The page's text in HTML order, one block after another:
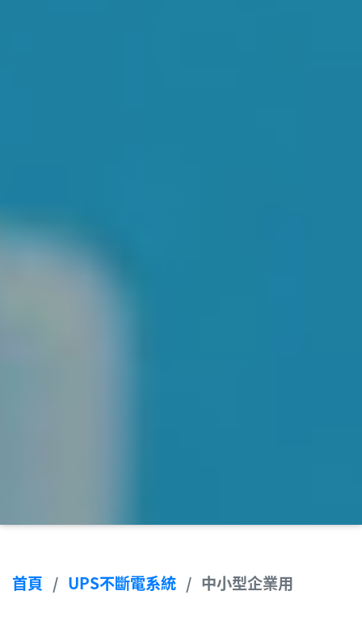
首頁 UPS不斷電系統 中小型企業用